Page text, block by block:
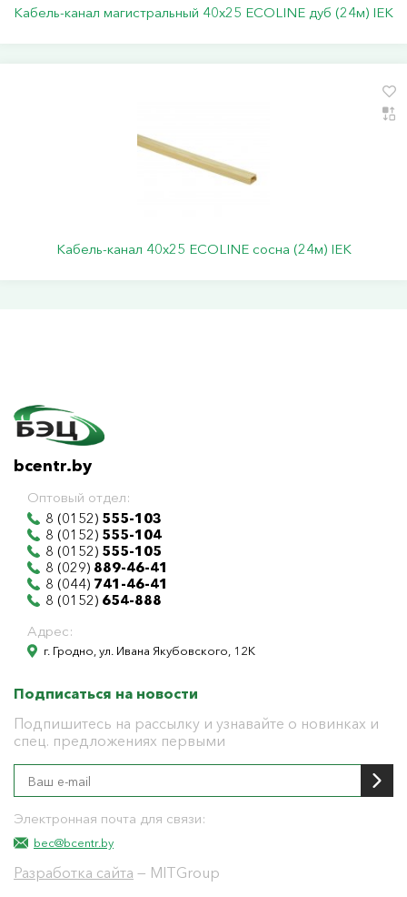
Кабель-канал магистральный 40х25 ECOLINE дуб (24м) IEK
Кабель-канал 40х25 ECOLINE сосна (24м) IEK
bcentr.by
Оптовый отдел:
8 (0152) 555-103
8 (0152) 555-104
8 (0152) 555-105
8 (029) 889-46-41
8 (044) 741-46-41
8 (0152) 654-888
Адрес:
г. Гродно, ул. Ивана Якубовского, 12К
Подписаться на новости
Подпишитесь на рассылку и узнавайте о новинках и
спец. предложениях первыми
Электронная почта для связи:
bec@bcentr.by
Разработка сайта — MITGroup